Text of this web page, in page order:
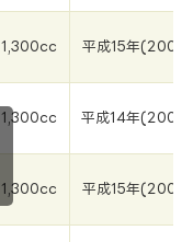
1,300cc 平成15年(2003
1,300cc 平成14年(2002
1,300cc 平成15年(2003